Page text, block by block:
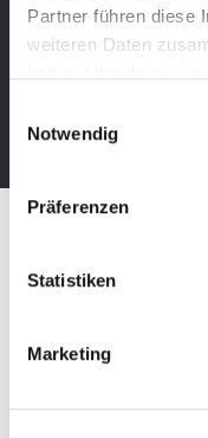
Partner führen diese
weiteren Daten
Notwendig
Präferenzen
Statistiken
Marketing
Bleibe über unsere
im Voraus
Newsletter